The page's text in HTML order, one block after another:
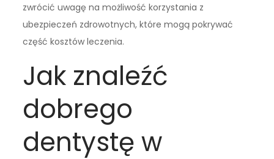
zwrócić uwagę na możliwość korzystania z
ubezpieczeń zdrowotnych, które mogą pokrywać
część kosztów leczenia.
Jak znaleźć
dobrego
dentystę w